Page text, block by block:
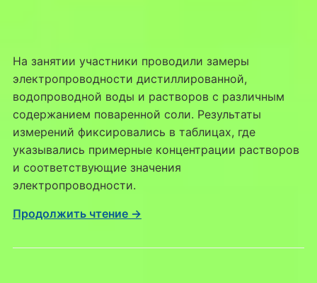
На занятии участники проводили замеры
электропроводности дистиллированной,
водопроводной воды и растворов с различным
содержанием поваренной соли. Результаты
измерений фиксировались в таблицах, где
указывались примерные концентрации растворов
и соответствующие значения
электропроводности.
Продолжить чтение →